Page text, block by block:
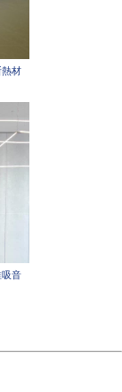
熱材
吸音